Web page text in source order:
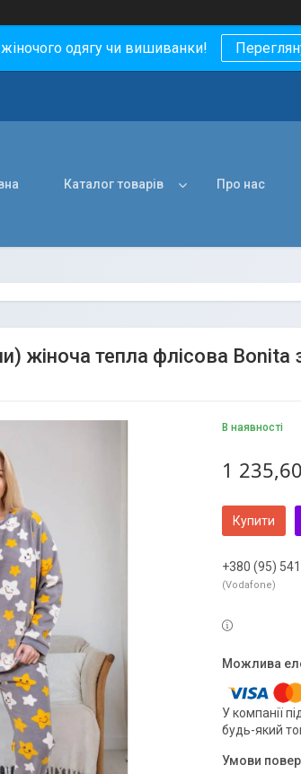
одягу чи вишиванки!
Каталог товарів Про нас
жіноча тепла флісова Bonita
В наявності
1
Купити
+380 (95)
Vodafone
У компанії
будь-який